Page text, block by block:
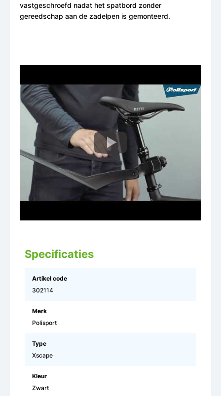
vastgeschroefd nadat het spatbord zonder
gereedschap aan de zadelpen is gemonteerd.
Specificaties
Artikel code
302114
Merk
Polisport
Type
Xscape
Kleur
Zwart